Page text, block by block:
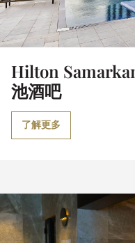
Hilton
池酒吧
了解更多